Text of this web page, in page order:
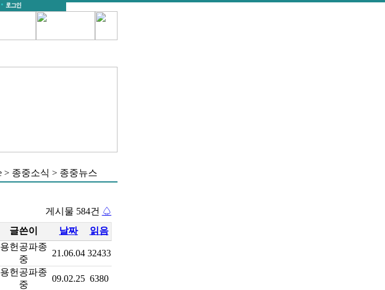
> 종중소식 > 종중뉴스
게시물 584건 ♤
글쓴이 날짜 읽음
용헌공파종
중
21.06.04 32433
용헌공파종
중
09.02.25 6380